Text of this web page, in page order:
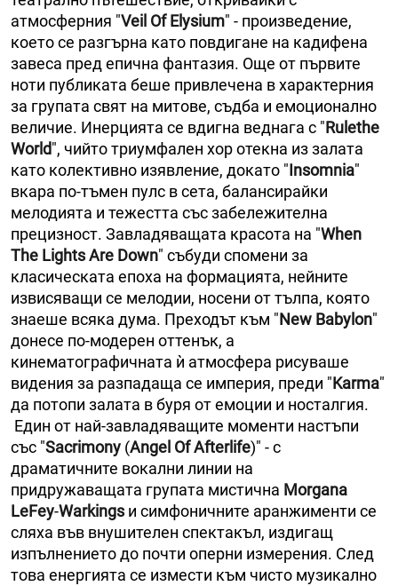
атмосферния "Veil Of Elysium" - произведение,
което се разгърна като повдигане на кадифена
завеса пред епична фантазия. Още от първите
ноти публиката беше привлечена в характерния
за групата свят на митове, съдба и емоционално
величие. Инерцията се вдигна веднага с "Rulethe
World", чийто триумфален хор отекна из залата
като колективно изявление, докато "Insomnia"
вкара по-тъмен пулс в сета, балансирайки
мелодията и тежестта със забележителна
прецизност. Завладяващата красота на "When
The Lights Are Down" събуди спомени за
класическата епоха на формацията, нейните
извисяващи се мелодии, носени от тълпа, която
знаеше всяка дума. Преходът към "New Babylon"
донесе по-модерен оттенък, а
кинематографичната ѝ атмосфера рисуваше
видения за разпадаща се империя, преди "Karma"
да потопи залата в буря от емоции и носталгия.
Един от най-завладяващите моменти настъпи
със "Sacrimony (Angel Of Afterlife)" - с
драматичните вокални линии на
придружаващата групата мистична Morgana
LeFey-Warkings и симфоничните аранжименти се
сляха във внушителен спектакъл, издигащ
изпълнението до почти оперни измерения. След
това енергията се измести към чисто музикално